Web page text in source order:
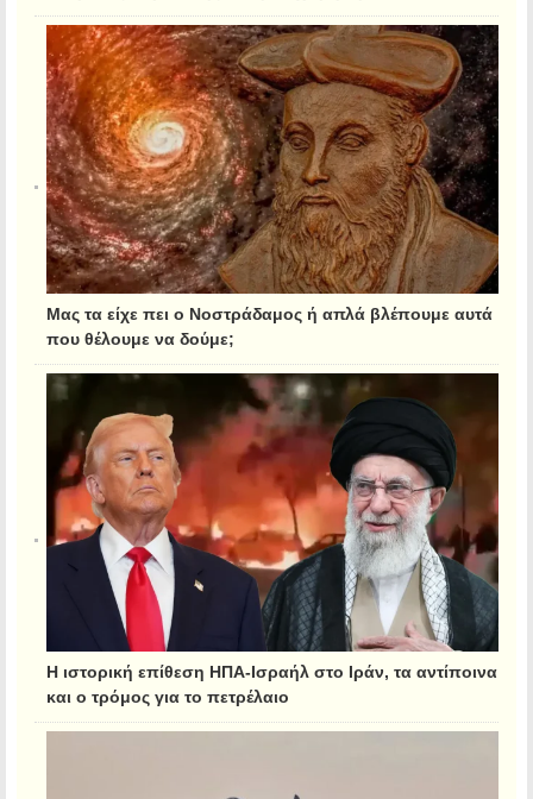
Μας τα είχε πει ο Νοστράδαμος ή απλά βλέπουμε αυτά
που θέλουμε να δούμε;
Η ιστορική επίθεση ΗΠΑ-Ισραήλ στο Ιράν, τα αντίποινα
και ο τρόμος για το πετρέλαιο